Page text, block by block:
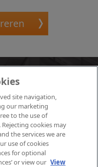
op met
leverancier voor
expert.
site navigation,
our marketing
to the use of
cookies may
the services we are
use of cookies
for optional
or view our View